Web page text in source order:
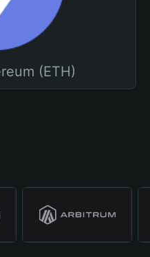
(ETH)